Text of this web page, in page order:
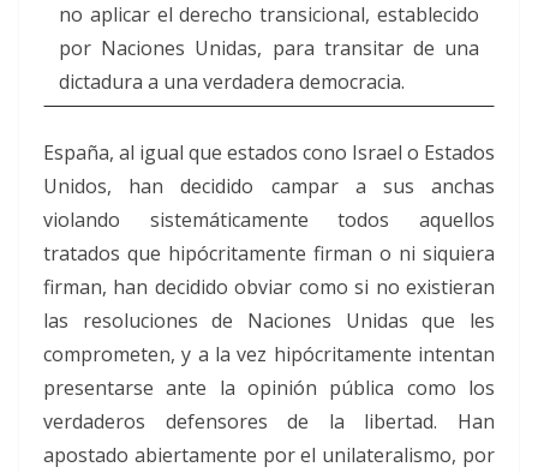
no aplicar el derecho transicional, establecido
por Naciones Unidas, para transitar de una
dictadura a una verdadera democracia.
España, al igual que estados cono Israel o Estados
Unidos, han decidido campar a sus anchas
violando sistemáticamente todos aquellos
tratados que hipócritamente firman o ni siquiera
firman, han decidido obviar como si no existieran
las resoluciones de Naciones Unidas que les
comprometen, y a la vez hipócritamente intentan
presentarse ante la opinión pública como los
verdaderos defensores de la libertad. Han
apostado abiertamente por el unilateralismo, por